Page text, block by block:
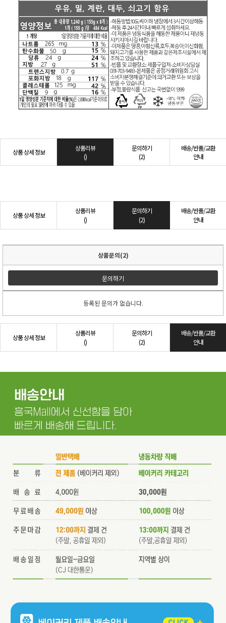
상품 상세 정보
상품리뷰
()
문의하기
(2)
배송/반품/교환
안내
상품 상세 정보
상품리뷰
()
문의하기
(2)
배송/반품/교환
안내
상품문의(2)
문의하기
등록된 문의가 없습니다.
상품 상세 정보
상품리뷰
()
문의하기
(2)
배송/반품/교환
안내